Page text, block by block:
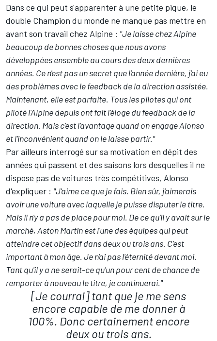
Dans ce qui peut s'apparenter à une petite pique, le
double Champion du monde ne manque pas mettre en
avant son travail chez Alpine : "Je laisse chez Alpine
beaucoup de bonnes choses que nous avons
développées ensemble au cours des deux dernières
années. Ce n'est pas un secret que l'année dernière, j'ai eu
des problèmes avec le feedback de la direction assistée.
Maintenant, elle est parfaite. Tous les pilotes qui ont
piloté l'Alpine depuis ont fait l'éloge du feedback de la
direction. Mais c'est l'avantage quand on engage Alonso
et l'inconvénient quand on le laisse partir."
Par ailleurs interrogé sur sa motivation en dépit des
années qui passent et des saisons lors desquelles il ne
dispose pas de voitures très compétitives, Alonso
d'expliquer : "J'aime ce que je fais. Bien sûr, j'aimerais
avoir une voiture avec laquelle je puisse disputer le titre.
Mais il n'y a pas de place pour moi. De ce qu'il y avait sur le
marché, Aston Martin est l'une des équipes qui peut
atteindre cet objectif dans deux ou trois ans. C'est
important à mon âge. Je n'ai pas l'éternité devant moi.
Tant qu'il y a ne serait-ce qu'un pour cent de chance de
remporter à nouveau le titre, je continuerai."
[Je courrai] tant que je me sens
encore capable de me donner à
100%. Donc certainement encore
deux ou trois ans.